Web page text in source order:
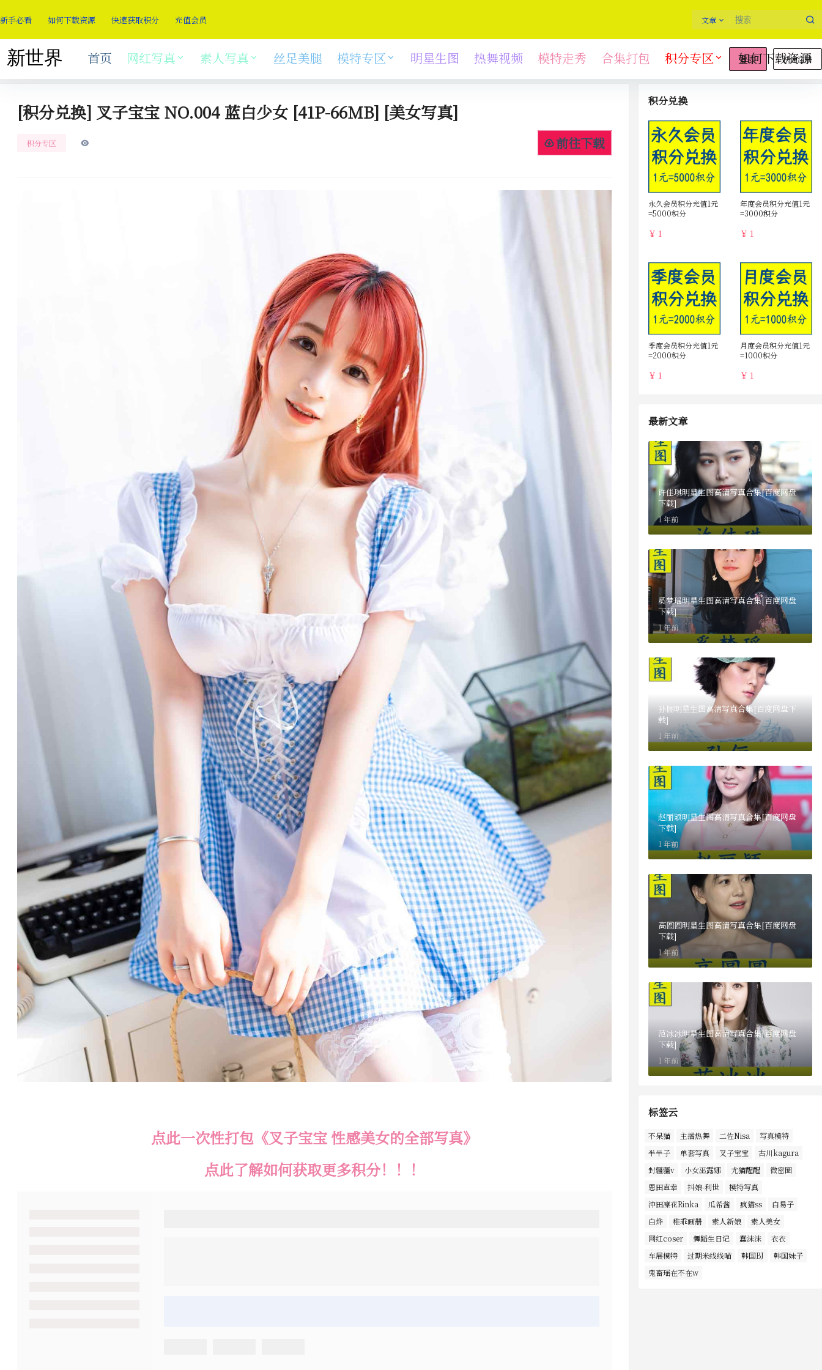
新手必看 如何下载资源 快速获取积分 充值会员 文章
登录 快速注册
首页 网红写真 素人写真 丝足美腿 模特专区 明星生图 热舞视频 模特走秀 合集打包 积分专区 如何下载资源
[积分兑换] 叉子宝宝 NO.004 蓝白少女 [41P-66MB] [美女写真]
积分专区 前往下载
点此一次性打包《叉子宝宝 性感美女的全部写真》
点此了解如何获取更多积分！！！
积分兑换
永久会员积分充值1元
=5000积分
￥ 1
年度会员积分充值1元
=3000积分
￥ 1
季度会员积分充值1元
=2000积分
￥ 1
月度会员积分充值1元
=1000积分
￥ 1
最新文章
许佳琪明星生图高清写真合集[百度网盘
下载]
1 年前
奚梦瑶明星生图高清写真合集[百度网盘
下载]
1 年前
孙俪明星生图高清写真合集[百度网盘下
载]
1 年前
赵丽颖明星生图高清写真合集[百度网盘
下载]
1 年前
高圆圆明星生图高清写真合集[百度网盘
下载]
1 年前
范冰冰明星生图高清写真合集[百度网盘
下载]
1 年前
标签云
不呆猫 主播热舞 二佐Nisa
写真模特
半半子
单套写真 叉子宝宝
古川kagura
封疆疆v
小女巫露娜 尤猫醒醒
微密圈
恩田直幸
抖娘-利世
模特写真
沖田凜花Rinka
瓜希酱 疯猫ss
白易子
白烨
稚乖画册 素人新娘
素人美女
网红coser
舞蹈生日记 蠢沫沫
衣衣
车展模特
过期米线线喵 韩国BJ
韩国妹子
鬼畜瑶在不在w